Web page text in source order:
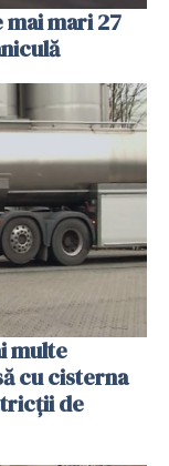
mai mari 27
multe
cu cisterna
de